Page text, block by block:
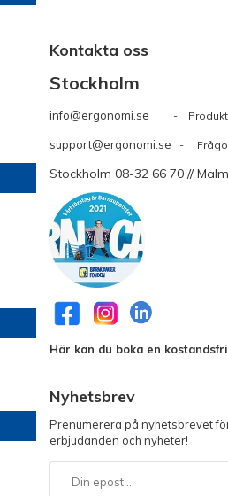
Kontakta oss
Stockholm
info@ergonomi.se -
support@ergonomi.se - Frågor
Stockholm 08-32 66 70 //
Här kan du boka en
Nyhetsbrev
Prenumerera på nyhetsbrevet
erbjudanden och nyheter!